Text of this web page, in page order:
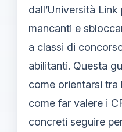
dall’Università
mancanti e
a classi di
abilitanti. Questa
come orientarsi tra
come far valere i
concreti seguire